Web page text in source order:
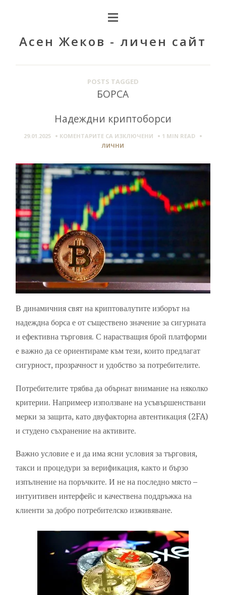
Асен Жеков - личен сайт
POSTS TAGGED
БОРСА
Надеждни криптоборси
29.01.2025 КОМЕНТАРИТЕ СА ИЗКЛЮЧЕНИЗА 1 MIN READ
ЛИЧНИ
В динамичния свят на криптовалутите изборът на
надеждна борса е от съществено значение за сигурната
и ефективна търговия. С нарастващия брой платформи
е важно да се ориентираме към тези, които предлагат
сигурност, прозрачност и удобство за потребителите.
Потребителите трябва да обърнат внимание на няколко
критерии. Напримеер използване на усъвършенствани
мерки за защита, като двуфакторна автентикация (2FA)
и студено съхранение на активите.
Важно условие е и да има ясни условия за търговия,
такси и процедури за верификация, както и бързо
изпълнение на поръчките. И не на последно място –
интуитивен интерфейс и качествена поддръжка на
клиенти за добро потребителско изживяване.